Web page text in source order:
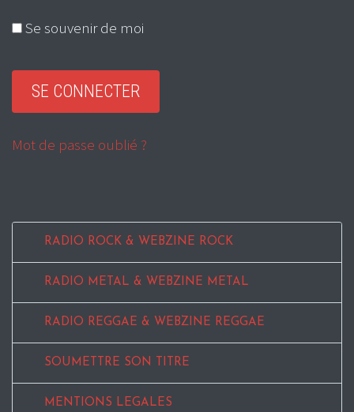
Se souvenir de moi
Mot de passe oublié ?
RADIO ROCK & WEBZINE ROCK
RADIO METAL & WEBZINE METAL
RADIO REGGAE & WEBZINE REGGAE
SOUMETTRE SON TITRE
MENTIONS LEGALES